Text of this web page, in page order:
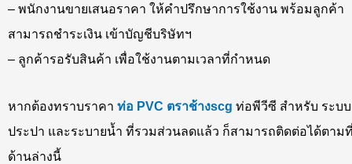
– พนักงานขายเสนอราคา ให้คำปรึกษาการใช้งาน พร้อมลูกค้า
สามารถชำระเงิน เข้าบัญชีบริษัทฯ
– ลูกค้ารอรับสินค้า เพื่อใช้งานตามเวลาที่กำหนด
หากต้องทราบราคา ท่อ PVC ตราช้างscg ท่อพีวีซี สำหรับ ระบบ
ประปา และระบายน้ำ ที่รวมส่วนลดแล้ว ก็สามารถติดต่อได้ตาม
ด้านล่างนี้